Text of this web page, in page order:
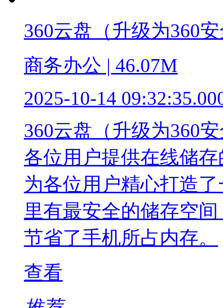
360云盘（升级为360
商务办公 | 46.07M
2025-10-14
360云盘（升级为360
各位用户提供在线储
为各位用户精心打造
里有最安全的储存空
节省了手机所占内存。
查看